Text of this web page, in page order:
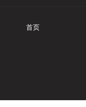
首页